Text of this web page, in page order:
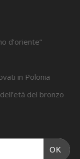
d’oriente”
in Polonia
del bronzo
OK